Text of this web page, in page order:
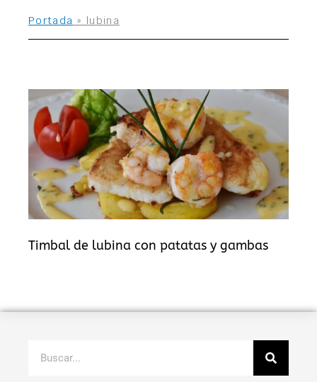
Portada » lubina
Timbal de lubina con patatas y gambas